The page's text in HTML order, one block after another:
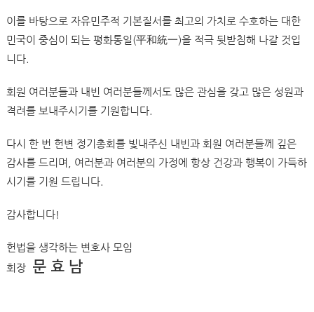
이를 바탕으로 자유민주적 기본질서를 최고의 가치로 수호하는 대한
민국이 중심이 되는 평화통일(平和統一)을 적극 뒷받침해 나갈 것입
니다.
회원 여러분들과 내빈 여러분들께서도 많은 관심을 갖고 많은 성원과
격려를 보내주시기를 기원합니다.
다시 한 번 헌변 정기총회를 빛내주신 내빈과 회원 여러분들께 깊은
감사를 드리며, 여러분과 여러분의 가정에 항상 건강과 행복이 가득하
시기를 기원 드립니다.
감사합니다!
헌법을 생각하는 변호사 모임
회장 문 효 남